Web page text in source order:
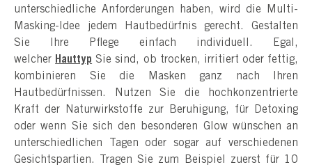
unterschiedliche Anforderungen haben, wird die Multi-
Masking-Idee jedem Hautbedürfnis gerecht. Gestalten
Sie Ihre Pflege einfach individuell. Egal,
welcher Hauttyp Sie sind, ob trocken, irritiert oder fettig,
kombinieren Sie die Masken ganz nach Ihren
Hautbedürfnissen. Nutzen Sie die hochkonzentrierte
Kraft der Naturwirkstoffe zur Beruhigung, für Detoxing
oder wenn Sie sich den besonderen Glow wünschen an
unterschiedlichen Tagen oder sogar auf verschiedenen
Gesichtspartien. Tragen Sie zum Beispiel zuerst für 10